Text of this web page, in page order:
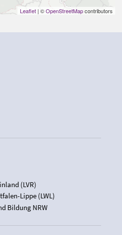
Leaflet | ©OpenStreetMapcontributors
(LVR)
Lippe (LWL)
Bildung NRW